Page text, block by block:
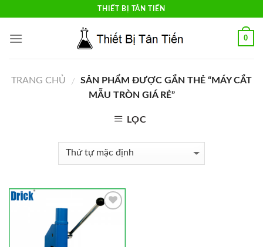
content
THIẾT BỊ TÂN TIẾN
0
TRANG CHỦ /
SẢN PHẨM ĐƯỢC GẮN THẺ “MÁY CẮT
MẪU TRÒN GIÁ RẺ”
LỌC